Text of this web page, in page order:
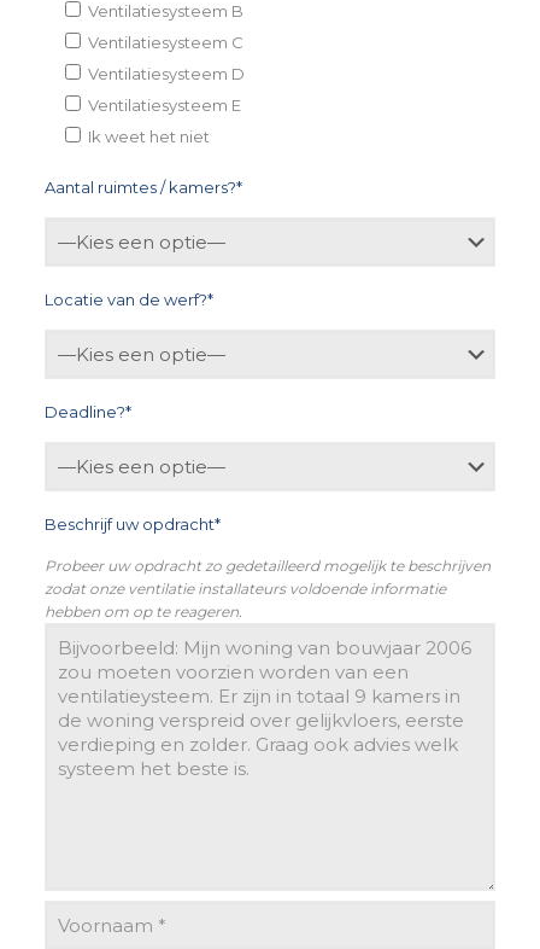
Ventilatiesysteem B
Ventilatiesysteem C
Ventilatiesysteem D
Ventilatiesysteem E
Ik weet het niet
Aantal ruimtes / kamers?*
Locatie van de werf?*
Deadline?*
Beschrijf uw opdracht*
Probeer uw opdracht zo gedetailleerd mogelijk te beschrijven
zodat onze ventilatie installateurs voldoende informatie
hebben om op te reageren.